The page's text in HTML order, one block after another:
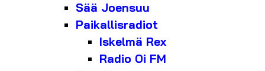
Sää Joensuu
Paikallisradiot
Iskelmä Rex
Radio Oi FM